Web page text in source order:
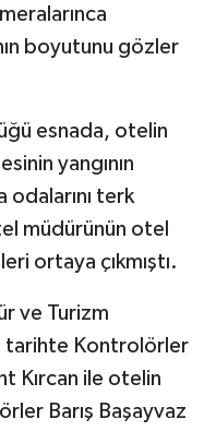
boyutunu gözler
esnada, otelin
yangının
odalarını terk
müdürünün otel
ortaya çıkmıştı.
ve Turizm
tarihte Kontrolörler
Kırcan ile otelin
Barış Başayvaz